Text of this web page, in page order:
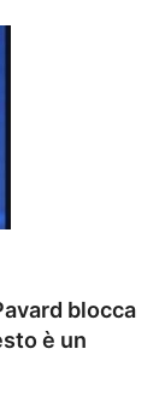
blocca
è un